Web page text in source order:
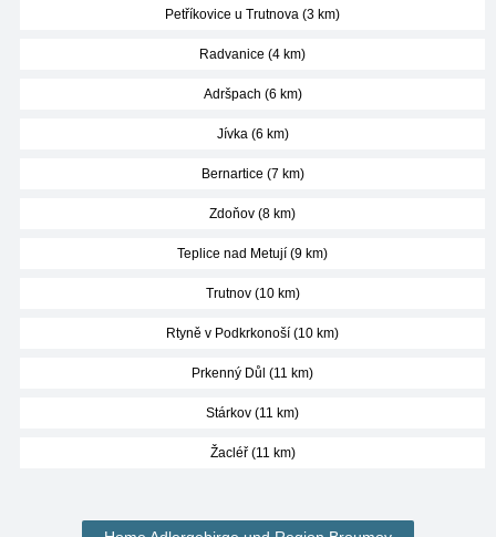
Petříkovice u Trutnova (3 km)
Radvanice (4 km)
Adršpach (6 km)
Jívka (6 km)
Bernartice (7 km)
Zdoňov (8 km)
Teplice nad Metují (9 km)
Trutnov (10 km)
Rtyně v Podkrkonoší (10 km)
Prkenný Důl (11 km)
Stárkov (11 km)
Žacléř (11 km)